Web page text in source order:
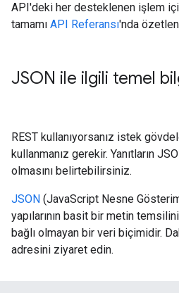
API'deki her desteklenen işlem
tamamı API Referansı'nda
JSON ile ilgili temel
REST kullanıyorsanız istek
kullanmanız gerekir. Yanıtların
olmasını belirtebilirsiniz.
JSON (JavaScript Nesne
yapılarının basit bir metin
bağlı olmayan bir veri biçimidir.
adresini ziyaret edin.